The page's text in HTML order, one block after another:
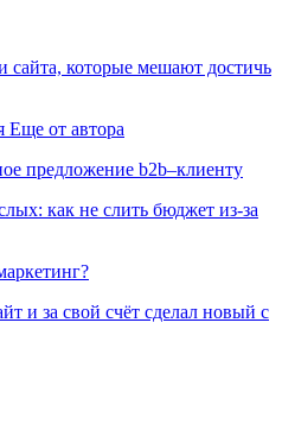
которые мешают достичь
Еще от автора
предложение b2b–клиенту
как не слить бюджет из-за
и за свой счёт сделал новый с